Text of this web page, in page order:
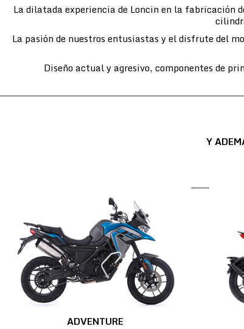
La dilatada experiencia de Loncin en la fabricación
La pasión de nuestros entusiastas y el disfrute del
Diseño actual y agresivo, componentes de
Y
ADVENTURE